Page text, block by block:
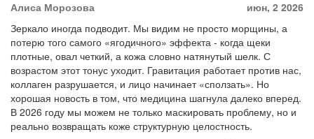
Алиса Морозова
июн, 2 2026
Зеркало иногда подводит. Мы видим не просто морщины, а
потерю того самого «ягодичного» эффекта - когда щеки
плотные, овал четкий, а кожа словно натянутый шелк. С
возрастом этот тонус уходит. Гравитация работает против нас,
коллаген разрушается, и лицо начинает «сползать». Но
хорошая новость в том, что медицина шагнула далеко вперед.
В 2026 году мы можем не только маскировать проблему, но и
реально возвращать коже структурную целостность.